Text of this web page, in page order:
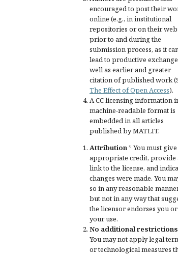
encouraged to post their
online (e.g., in institutional
repositories or on their
prior to and during the
submission process, as it
lead to productive
well as earlier and greater
citation of published work
The Effect of Open Access).
A CC licensing information
machine-readable format is
embedded in all articles
published by MATLIT.
Attribution” You must give
appropriate credit, provide
link to the license, and
changes were made. You
so in any reasonable
but not in any way that
the licensor endorses you or
your use.
No additional restrictions
You may not apply legal
ortechnological measures